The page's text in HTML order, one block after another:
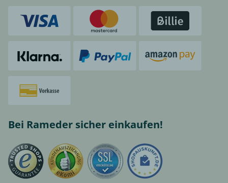
Bei Rameder sicher einkaufen!